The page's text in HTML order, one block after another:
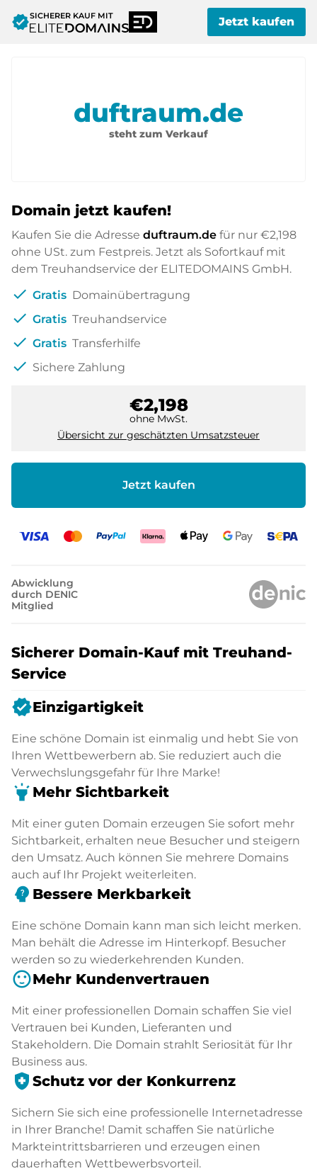
verifiedSICHERER KAUF MIT Jetzt kaufen
duftraum.de
steht zum Verkauf
Domain jetzt kaufen!
Kaufen Sie die Adresse duftraum.de für nur €2,198
ohne USt. zum Festpreis. Jetzt als Sofortkauf mit
dem Treuhandservice der ELITEDOMAINS GmbH.
check Gratis Domainübertragung
check Gratis Treuhandservice
check Gratis Transferhilfe
check Sichere Zahlung
€2,198
ohne MwSt.
Übersicht zur geschätzten Umsatzsteuer
Jetzt kaufen
Abwicklung
durch DENIC
Mitglied
Sicherer Domain-Kauf mit Treuhand-
Service
verifiedEinzigartigkeit
Eine schöne Domain ist einmalig und hebt Sie von
Ihren Wettbewerbern ab. Sie reduziert auch die
Verwechslungsgefahr für Ihre Marke!
highlight Mehr Sichtbarkeit
Mit einer guten Domain erzeugen Sie sofort mehr
Sichtbarkeit, erhalten neue Besucher und steigern
den Umsatz. Auch können Sie mehrere Domains
auch auf Ihr Projekt weiterleiten.
psychology_alt Bessere Merkbarkeit
Eine schöne Domain kann man sich leicht merken.
Man behält die Adresse im Hinterkopf. Besucher
werden so zu wiederkehrenden Kunden.
sentiment_satisfiedMehr Kundenvertrauen
Mit einer professionellen Domain schaffen Sie viel
Vertrauen bei Kunden, Lieferanten und
Stakeholdern. Die Domain strahlt Seriosität für Ihr
Business aus.
health_and_safety Schutz vor der Konkurrenz
Sichern Sie sich eine professionelle Internetadresse
in Ihrer Branche! Damit schaffen Sie natürliche
Markteintrittsbarrieren und erzeugen einen
dauerhaften Wettbewerbsvorteil.